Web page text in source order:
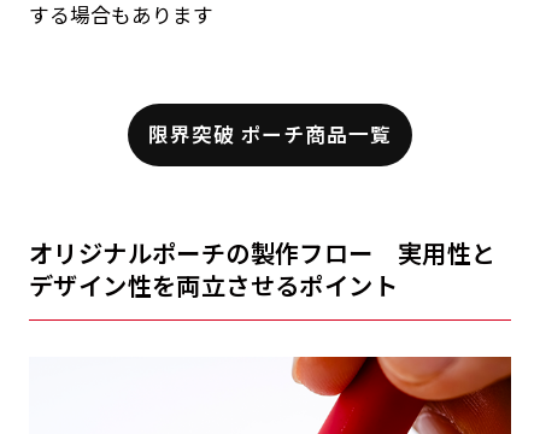
する場合もあります
限界突破 ポーチ商品一覧
オリジナルポーチの製作フロー 実用性と
デザイン性を両立させるポイント